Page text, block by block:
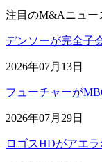
注目のM&Aニュー
デンソーが完全子
2026年07月13日
フューチャーが
2026年07月29日
ロゴスHDがアエ